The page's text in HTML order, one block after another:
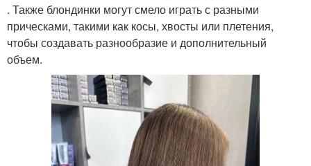
. Также блондинки могут смело играть с разными
прическами, такими как косы, хвосты или плетения,
чтобы создавать разнообразие и дополнительный
объем.